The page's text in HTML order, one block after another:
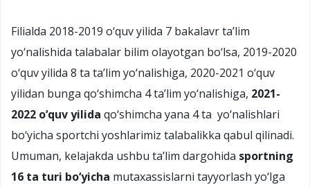
Filialda 2018-2019 o‘quv yilida 7 bakalavr ta’lim
yo‘nalishida talabalar bilim olayotgan bo‘lsa, 2019-2020
o‘quv yilida 8 ta ta’lim yo‘nalishiga, 2020-2021 o‘quv
yilidan bunga qo‘shimcha 4 ta’lim yo‘nalishiga, 2021-
2022 o‘quv yilida qo‘shimcha yana 4 ta yo‘nalishlari
bo‘yicha sportchi yoshlarimiz talabalikka qabul qilinadi.
Umuman, kelajakda ushbu ta’lim dargohida sportning
16 ta turi bo‘yicha mutaxassislarni tayyorlash yo‘lga